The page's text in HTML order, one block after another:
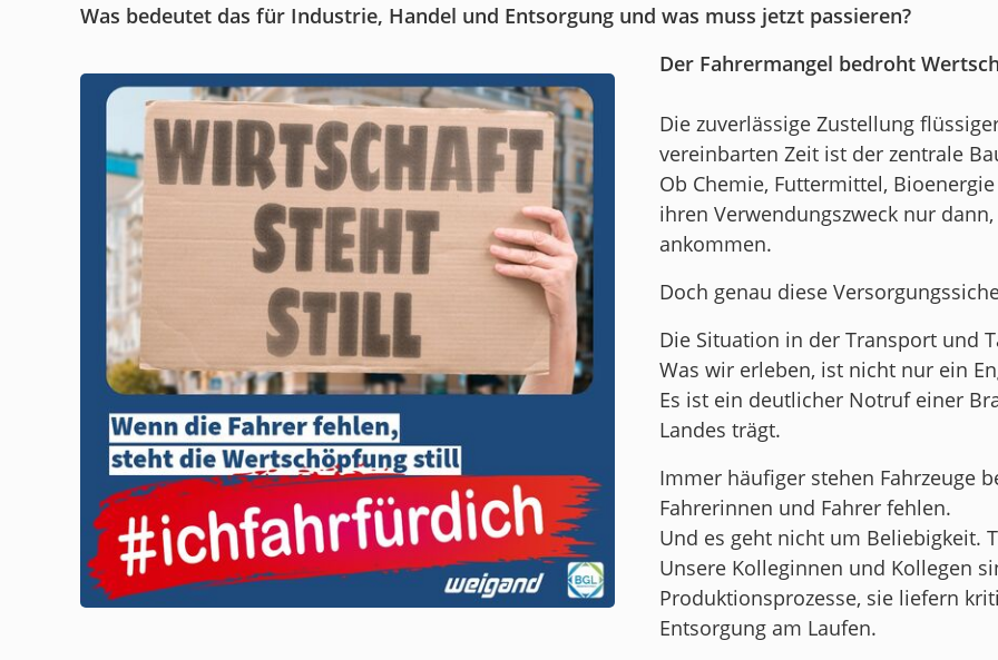
Was bedeutet das für Industrie, Handel und Entsorgung und was muss jetzt passieren?
Der Fahrermangel bedroht
Die zuverlässige Zustellung
vereinbarten Zeit ist der zentrale
Ob Chemie, Futtermittel,
ihren Verwendungszweck nur
ankommen.
Doch genau diese
Die Situation in der Transport und
Was wir erleben, ist nicht nur ein
Es ist ein deutlicher Notruf einer
Landes trägt.
Immer häufiger stehen Fahrzeuge
Fahrerinnen und Fahrer fehlen.
Und es geht nicht um Beliebigkeit.
Unsere Kolleginnen und Kollegen
Produktionsprozesse, sie liefern
Entsorgung am Laufen.